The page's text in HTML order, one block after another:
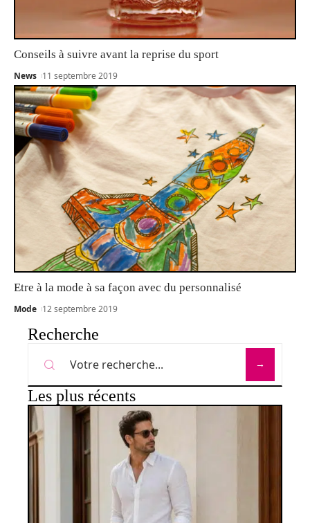
Conseils à suivre avant la reprise du sport
News 11 septembre 2019
Etre à la mode à sa façon avec du personnalisé
Mode 12 septembre 2019
Recherche
Les plus récents